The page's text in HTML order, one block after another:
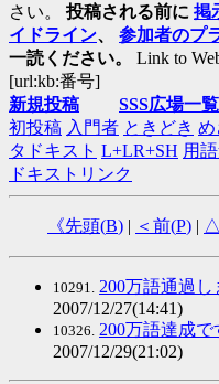
さい。 投稿される前に 掲
イドライン、 参加者のプ
一読ください。
Link to
[url:kb:番号]
新規投稿
SSS広場一覧
初投稿 入門者 ときどき め
タドキスト L+LR+SH 用
ドキストリンク
《先頭(B) | ＜前(P) |
10291. 200万語通過し
2007/12/27(14:41)
10326. 200万語達成で
2007/12/29(21:02)